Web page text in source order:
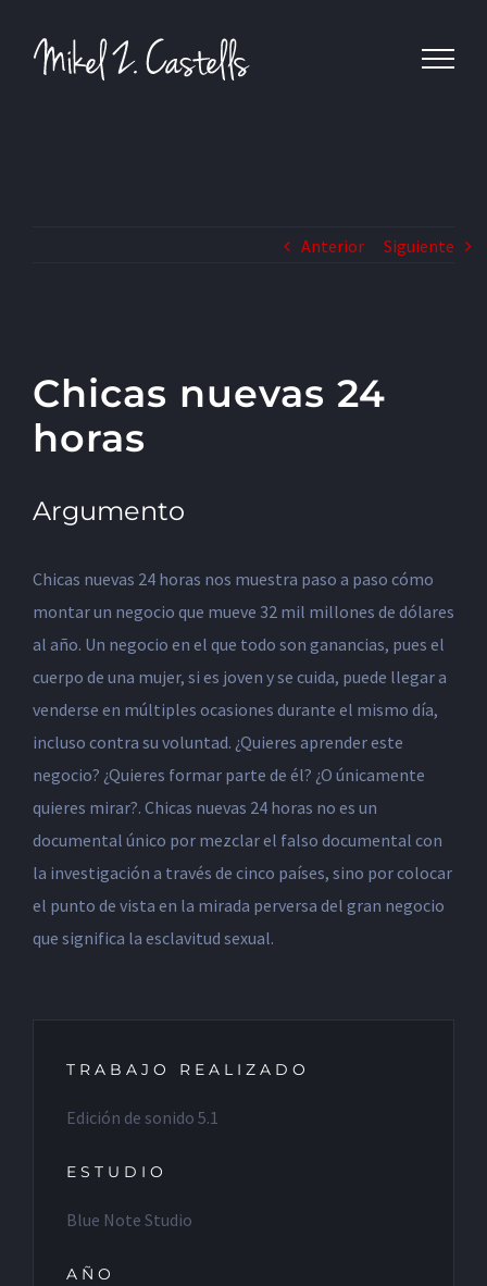
Anterior Siguiente
Chicas nuevas 24
horas
Argumento
Chicas nuevas 24 horas nos muestra paso a paso cómo
montar un negocio que mueve 32 mil millones de dólares
al año. Un negocio en el que todo son ganancias, pues el
cuerpo de una mujer, si es joven y se cuida, puede llegar a
venderse en múltiples ocasiones durante el mismo día,
incluso contra su voluntad. ¿Quieres aprender este
negocio? ¿Quieres formar parte de él? ¿O únicamente
quieres mirar?. Chicas nuevas 24 horas no es un
documental único por mezclar el falso documental con
la investigación a través de cinco países, sino por colocar
el punto de vista en la mirada perversa del gran negocio
que significa la esclavitud sexual.
TRABAJO REALIZADO
Edición de sonido 5.1
ESTUDIO
Blue Note Studio
AÑO